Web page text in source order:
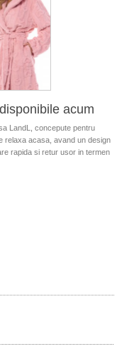
acum
LandL, concepute pentru
relaxa acasa, avand un design
rapida si retur usor in termen